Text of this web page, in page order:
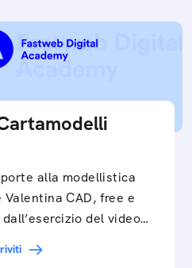
alla modellistica
CAD, free e
del video…